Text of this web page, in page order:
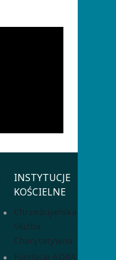
INSTYTUCJE
KOŚCIELNE
Chrześcijańska
Służba
Charytatywna
Fundacja ADRA